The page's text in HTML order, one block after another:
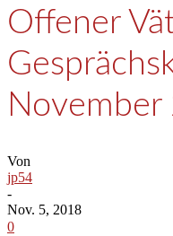
Offener
November
Von
jp54
-
Nov. 5, 2018
0